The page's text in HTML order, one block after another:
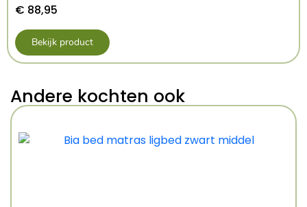
€ 88,95
Bekijk product
Andere kochten ook